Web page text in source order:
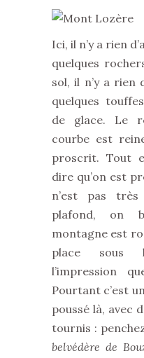
Ici, il n’y a rien
quelques
sol, il n’y a rien
quelques
de glace. Le
courbe est
proscrit. Tout
dire qu’on est
n’est pas
plafond, on
montagne est
place sous
l’impression
Pourtant c’est
poussé là, avec
tournis :
belvédère de